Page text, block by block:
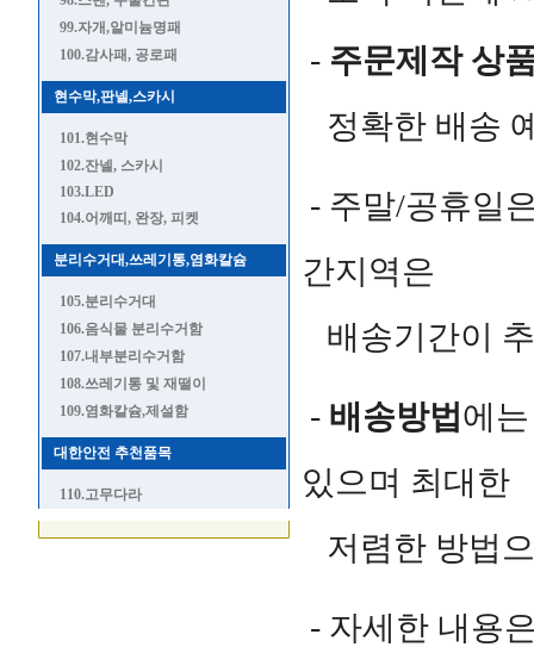
99.자개,알미늄명패
100.감사패, 공로패
현수막,판넬,스카시
101.현수막
102.잔넬, 스카시
103.LED
104.어깨띠, 완장, 피켓
분리수거대,쓰레기통,염화칼슘
105.분리수거대
106.음식물 분리수거함
107.내부분리수거함
108.쓰레기통 및 재떨이
109.염화칼슘,제설함
대한안전 추천품목
110.고무다라
- 주문제작 상
정확한 배송
- 주말/공휴일
간지역은
배송기간이
- 배송방법 에
있으며 최대한
저렴한 방법
- 자세한 내용